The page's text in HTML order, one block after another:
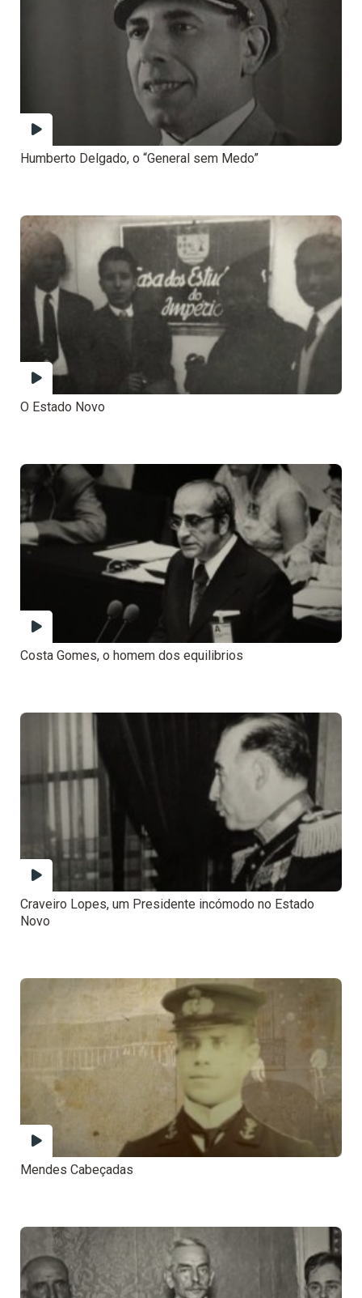
Humberto Delgado, o “General sem Medo”
O Estado Novo
Costa Gomes, o homem dos equilibrios
Craveiro Lopes, um Presidente incómodo no Estado
Novo
Mendes Cabeçadas